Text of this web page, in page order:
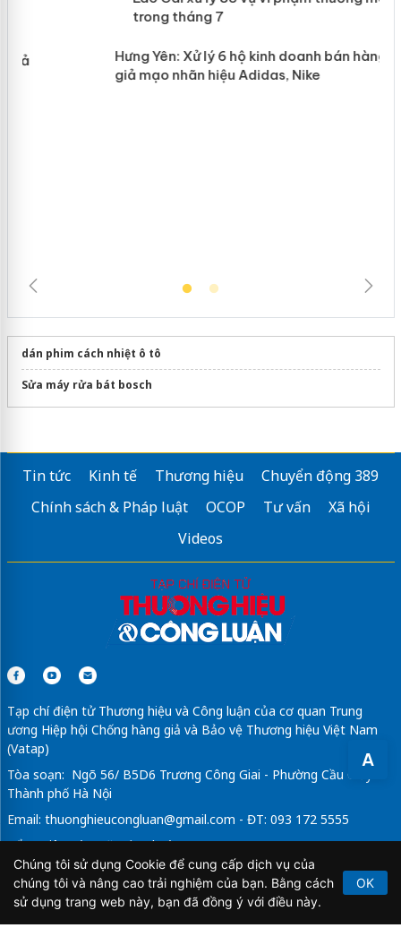
A
mại trong tháng 7
dán phim cách nhiệt ô tô
Sửa máy rửa bát bosch
Tin tức Kinh tế Thương hiệu
Chuyển động 389
Chính sách & Pháp luật
OCOP Tư vấn
Xã hội
Videos
Tạp chí điện tử Thương hiệu và Công luận của cơ quan Trung
ương Hiệp hội Chống hàng giả và Bảo vệ Thương hiệu Việt Nam
(Vatap)
Tòa soạn: Ngõ 56/ B5D6 Trương Công Giai - Phường Cầu Giấy -
Thành phố Hà Nội
Email: thuonghieucongluan@gmail.com - ĐT: 093 172 5555
Tổng Biên Tập: Vũ Đức Thuận
Giấy phép hoạt động báo chí điện tử số 64/GP-BTTTT do Bộ
Thông tin và Truyền thông cấp ngày 21/2/2020.
Chúng tôi sử dụng Cookie để cung cấp dịch vụ của
chúng tôi và nâng cao trải nghiệm của bạn. Bằng cách
sử dụng trang web này, bạn đã đồng ý với điều này.
OK